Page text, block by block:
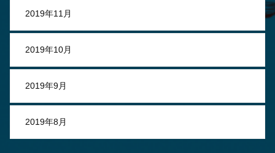
2019年11月
2019年10月
2019年9月
2019年8月